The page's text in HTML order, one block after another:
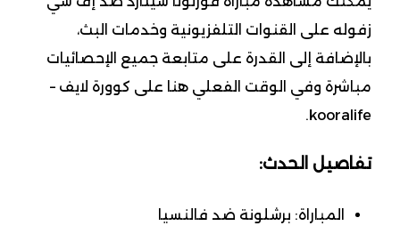
زفوله على القنوات التلفزيونية وخدمات البث،
بالإضافة إلى القدرة على متابعة جميع الإحصائيات
مباشرة وفي الوقت الفعلي هنا على كوورة لايف –
kooralife.
تفاصيل الحدث:
المباراة: برشلونة ضد فالنسيا